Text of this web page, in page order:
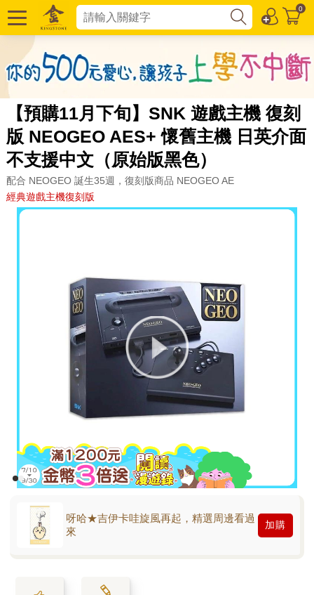
0
【預購11月下旬】SNK 遊戲主機 復刻
版 NEOGEO AES+ 懷舊主機 日英介面
不支援中文（原始版黑色）
配合 NEOGEO 誕生35週，復刻版商品 NEOGEO AE
經典遊戲主機復刻版
呀哈★吉伊卡哇旋風再起，精選周邊看過
來
加購